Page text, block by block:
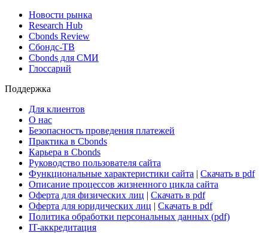
Новости рынка
Research Hub
Cbonds Review
Сбондс-ТВ
Cbonds для СМИ
Глоссарий
Поддержка
Для клиентов
О нас
Безопасность проведения платежей
Практика в Cbonds
Карьера в Cbonds
Руководство пользователя сайта
Функциональные характеристики сайта | Скачать в pdf
Описание процессов жизненного цикла сайта
Оферта для физических лиц | Скачать в pdf
Оферта для юридических лиц | Скачать в pdf
Политика обработки персональных данных (pdf)
IT-аккредитация